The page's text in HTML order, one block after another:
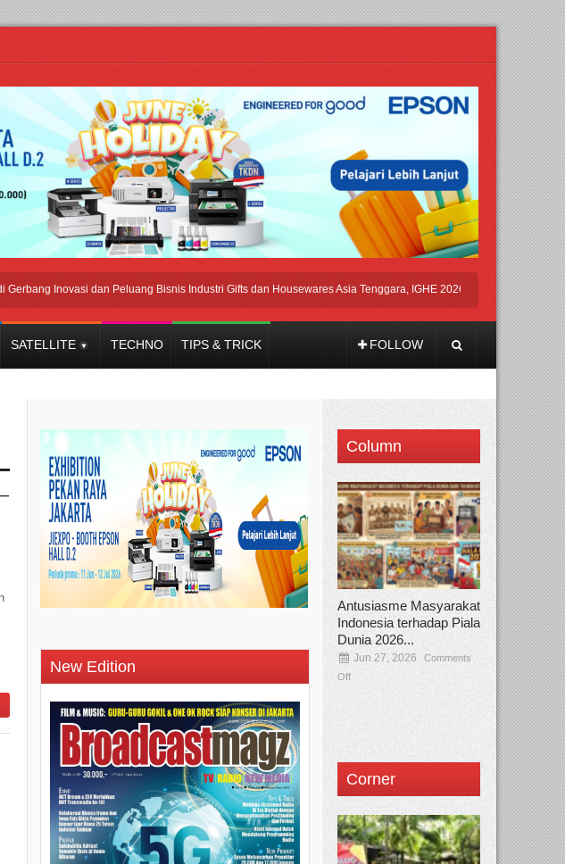
Inovasi dan Peluang Bisnis Industri Gifts dan Housewares Asia Tenggara, IGHE 2026 Kembali Digelar di Jakarta
SATELLITE TECHNO TIPS & TRICK FOLLOW
New Edition
Column
Antusiasme Masyarakat
Indonesia terhadap Piala
Dunia 2026...
Jun 27, 2026
Comments
Off
Corner